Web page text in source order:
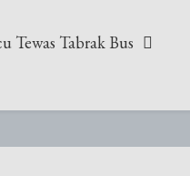
Tewas Tabrak Bus